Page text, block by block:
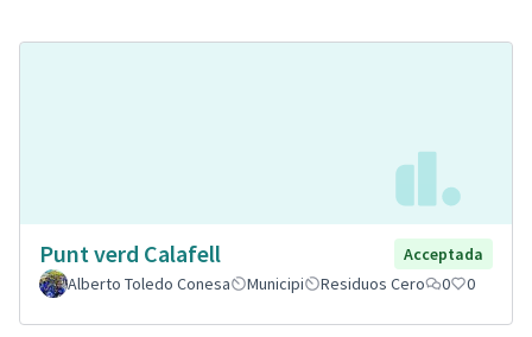
Punt verd Calafell
Acceptada
Alberto Toledo Conesa
Municipi Residuos Cero 0 0